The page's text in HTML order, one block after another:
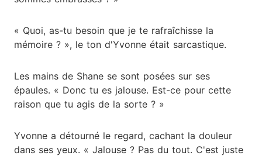
« Quoi, as-tu besoin que je te rafraîchisse la
mémoire ? », le ton d'Yvonne était sarcastique.
Les mains de Shane se sont posées sur ses
épaules. « Donc tu es jalouse. Est-ce pour cette
raison que tu agis de la sorte ? »
Yvonne a détourné le regard, cachant la douleur
dans ses yeux. « Jalouse ? Pas du tout. C'est juste